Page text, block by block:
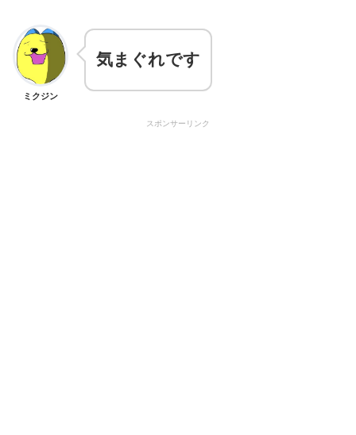
ミクジン
気まぐれです
スポンサーリンク